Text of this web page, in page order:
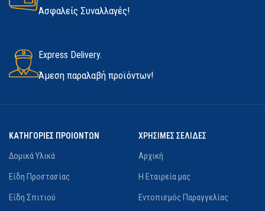
Ασφαλείς Συναλλαγές!
Express Delivery.
Άμεση παραλαβή προϊόντων!
ΚΑΤΗΓΟΡΙΕΣ ΠΡΟΙΟΝΤΩΝ
Δομικά Υλικά
Είδη Προστασίας
Είδη Σπιτιού
ΧΡΗΣΙΜΕΣ ΣΕΛΙΔΕΣ
Αρχική
Η Εταιρεία μας
Εντοπισμός Παραγγελίας